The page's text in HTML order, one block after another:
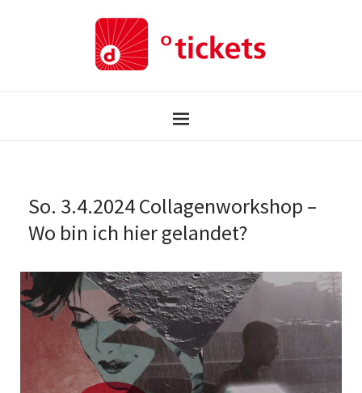
So. 3.4.2024 Collagenworkshop –
Wo bin ich hier gelandet?